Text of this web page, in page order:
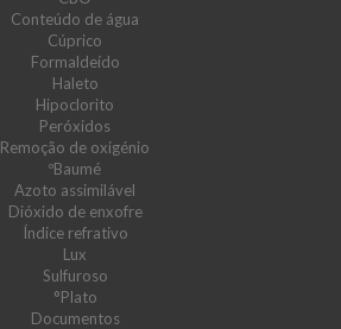
Conteúdo de água
Cúprico
Formaldeído
Haleto
Hipoclorito
Peróxidos
Remoção de oxigénio
ºBaumé
Azoto assimilável
Dióxido de enxofre
Índice refrativo
Lux
Sulfuroso
°Plato
Documentos